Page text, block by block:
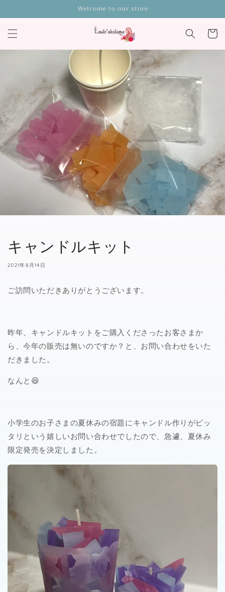
進む
Welcome to our store
カ
ー
キャンドルキット
2021年8月14日
ご訪問いただきありがとうございます。
昨年、キャンドルキットをご購入くださったお客さまか
ら、今年の販売は無いのですか？と、お問い合わせをいた
だきました。
なんと😆
小学生のお子さまの夏休みの宿題にキャンドル作りがピッ
タリという嬉しいお問い合わせでしたので、急遽、夏休み
限定発売を決定しました。